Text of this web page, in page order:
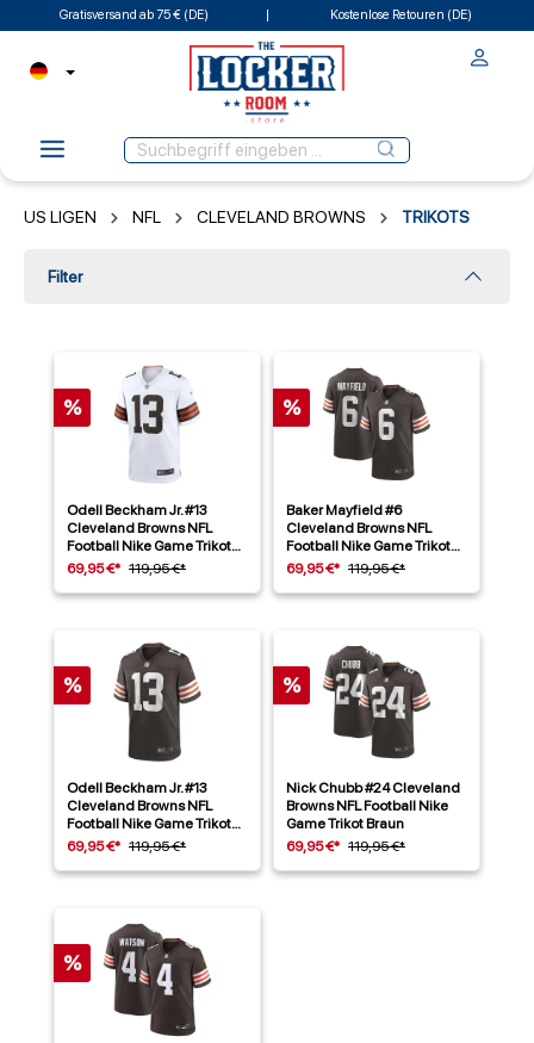
Gratisversand ab 75 € (DE) Kostenlose Retouren (DE)
US LIGEN NFL CLEVELAND BROWNS TRIKOTS
Filter
%
Odell Beckham Jr. #13
Cleveland Browns NFL
Football Nike Game Trikot
Weiß
69,95 €* 119,95 €*
%
Baker Mayfield #6
Cleveland Browns NFL
Football Nike Game Trikot
Braun
69,95 €* 119,95 €*
%
Odell Beckham Jr. #13
Cleveland Browns NFL
Football Nike Game Trikot
Braun
69,95 €* 119,95 €*
%
Nick Chubb #24 Cleveland
Browns NFL Football Nike
Game Trikot Braun
69,95 €* 119,95 €*
%